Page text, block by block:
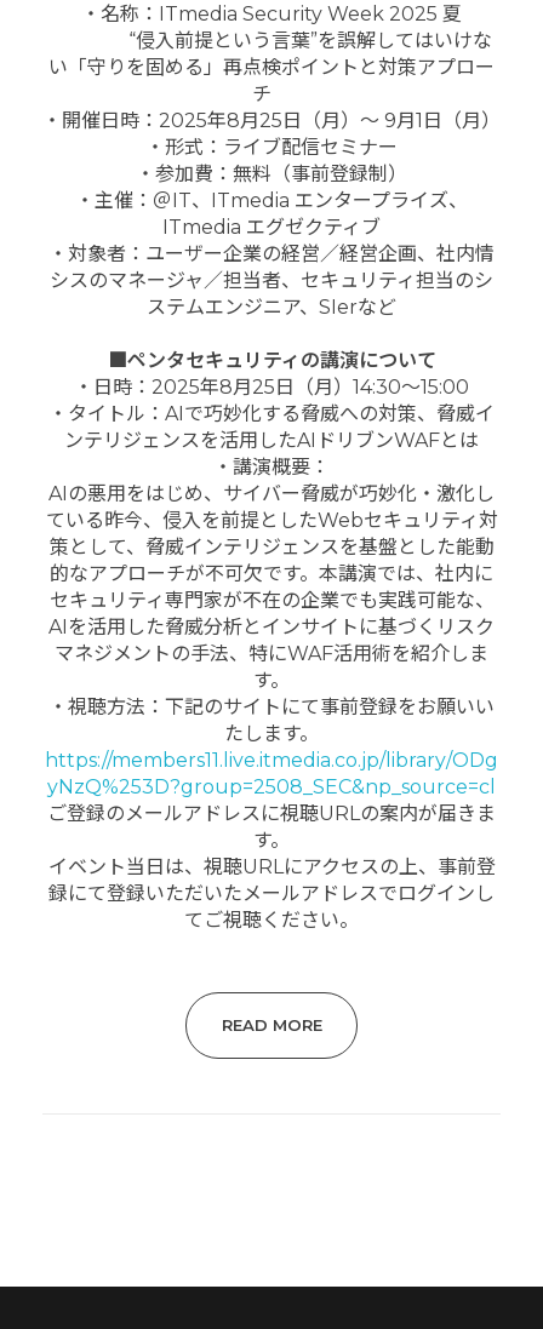
・名称：ITmedia Security Week 2025 夏
“侵入前提という言葉”を誤解してはいけな
い「守りを固める」再点検ポイントと対策アプロー
チ
・開催日時：2025年8月25日（月）～ 9月1日（月）
・形式：ライブ配信セミナー
・参加費：無料（事前登録制）
・主催：＠IT、ITmedia エンタープライズ、
ITmedia エグゼクティブ
・対象者：ユーザー企業の経営／経営企画、社内情
シスのマネージャ／担当者、セキュリティ担当のシ
ステムエンジニア、SIerなど
■ペンタセキュリティの講演について
・日時：2025年8月25日（月）14:30～15:00
・タイトル：AIで巧妙化する脅威への対策、脅威イ
ンテリジェンスを活用したAIドリブンWAFとは
・講演概要：
AIの悪用をはじめ、サイバー脅威が巧妙化・激化し
ている昨今、侵入を前提としたWebセキュリティ対
策として、脅威インテリジェンスを基盤とした能動
的なアプローチが不可欠です。本講演では、社内に
セキュリティ専門家が不在の企業でも実践可能な、
AIを活用した脅威分析とインサイトに基づくリスク
マネジメントの手法、特にWAF活用術を紹介しま
す。
・視聴方法：下記のサイトにて事前登録をお願いい
たします。
https://members11.live.itmedia.co.jp/library/ODg
yNzQ%253D?group=2508_SEC&np_source=cl
ご登録のメールアドレスに視聴URLの案内が届きま
す。
イベント当日は、視聴URLにアクセスの上、事前登
録にて登録いただいたメールアドレスでログインし
てご視聴ください。
READ MORE